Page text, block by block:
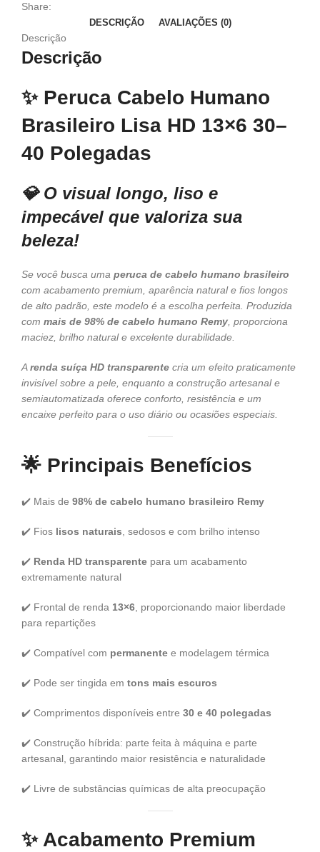
Share:
DESCRIÇÃO AVALIAÇÕES (0)
Descrição
Descrição
✨ Peruca Cabelo Humano
Brasileiro Lisa HD 13×6 30–
40 Polegadas
💎 O visual longo, liso e
impecável que valoriza sua
beleza!
Se você busca uma peruca de cabelo humano brasileiro
com acabamento premium, aparência natural e fios longos
de alto padrão, este modelo é a escolha perfeita. Produzida
com mais de 98% de cabelo humano Remy, proporciona
maciez, brilho natural e excelente durabilidade.
Arenda suíça HD transparente cria um efeito praticamente
invisível sobre a pele, enquanto a construção artesanal e
semiautomatizada oferece conforto, resistência e um
encaixe perfeito para o uso diário ou ocasiões especiais.
🌟 Principais Benefícios
✔️ Mais de 98% de cabelo humano brasileiro Remy
✔️ Fios lisos naturais, sedosos e com brilho intenso
✔️ Renda HD transparente para um acabamento
extremamente natural
✔️ Frontal de renda 13×6, proporcionando maior liberdade
para repartições
✔️ Compatível com permanente e modelagem térmica
✔️ Pode ser tingida em tons mais escuros
✔️ Comprimentos disponíveis entre 30 e 40 polegadas
✔️ Construção híbrida: parte feita à máquina e parte
artesanal, garantindo maior resistência e naturalidade
✔️ Livre de substâncias químicas de alta preocupação
✨Acabamento Premium